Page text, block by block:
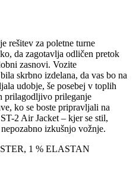
rešitev za poletne turne
da zagotavlja odličen pretok
zasnovi. Vozite
skrbno izdelana, da vas bo na
udobje, še posebej v toplih
prilagodljivo prileganje
ko se boste pripravljali na
2 Air Jacket – kjer se stil,
izkušnjo vožnje.
1 % ELASTAN